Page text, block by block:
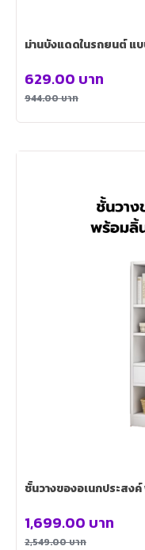
ม่านบังแดดในรถยนต์ แ
944.00บาท
629.00 บาท
ชั้นวางของอเนกประสง
2,549.00บาท
1,699.00 บาท